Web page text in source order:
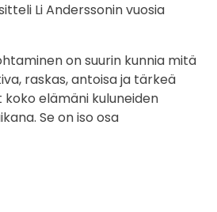
Li Anderssonin vuosia
on suurin kunnia mitä
raskas, antoisa ja tärkeä
elämäni kuluneiden
Se on iso osa